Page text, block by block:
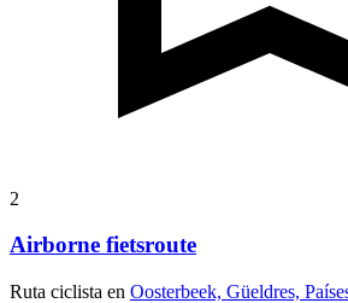
2
Airborne fietsroute
Ruta ciclista en Oosterbeek, Güeldres,